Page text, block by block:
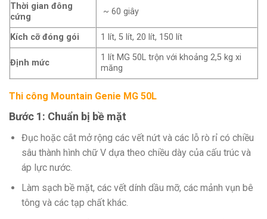
Thời gian đông
cứng
~ 60 giây
Kích cỡ đóng gói 1 lít, 5 lít, 20 lít, 150 lít
Định mức
1 lít MG 50L trộn với khoảng 2,5 kg xi
măng
Thi công Mountain Genie MG 50L
Bước 1: Chuẩn bị bề mặt
Đục hoặc cắt mở rộng các vết nứt và các lỗ rò rỉ có chiều
sâu thành hình chữ V dựa theo chiều dày của cấu trúc và
áp lực nước.
Làm sạch bề mặt, các vết dính dầu mỡ, các mảnh vụn bê
tông và các tạp chất khác.